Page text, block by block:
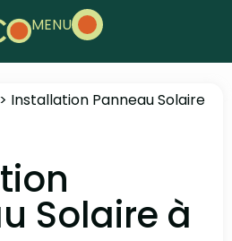
MENU
Installation Panneau Solaire
Solaire à